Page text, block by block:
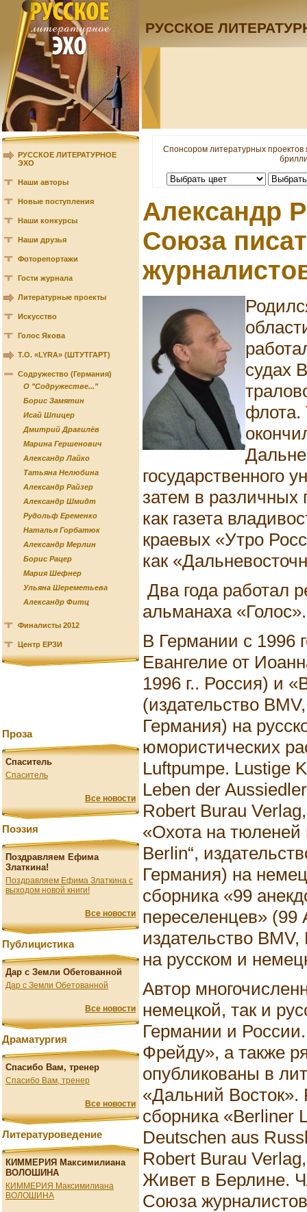
РУССКОЕ
РУССКОЕ ЛИТЕРАТУРНОЕ
ЭХО
Наши авторы
Новые поступления
Наши конкурсы
Наши друзья
Фоторепортажи
Гости журнала
Литературные проекты
Искусство
Голос Якова
Т.О. «LYRA» (ШТУТГАРТ)
Содружество (Германия)
О "Содружестве..."
Борис Замятин
Исай Шпицер
Дмитрий Драгилёв
Марина Гершенович
Александр Лайко
Татьяна Нелюбина
Александр Райзер
Александр Шмидт
Рудольф Еременко
Наталья Горбатюк
Александр Мерлин
Борис Рацер
Мария Шефнер
Ульяна Шереметьева
Александр Фитц
Финалисты 2012
Центр ЕРЗИ
Проза
Спаситель
Спаситель
Все новости
Поэзия
Поздравляем Ефима
Златкина!
Поздравляем Ефима Златкина с
выходом новой книги!
Все новости
Публицистика
Дар с Земли Обетованной
Дар с Земли Обетованной
Все новости
Драматургия
Спасибо Вам, тренер
Спасибо Вам, тренер
Все новости
Литературоведение
КИММЕРИЯ Максимилиана
ВОЛОШИНА
КИММЕРИЯ Максимилиана
ВОЛОШИНА
Спонсором литературных
Александр
Союза
судах
флота.
государственного
затем в различных
как газета
краевых «Утро
как
Два года работал
альманаха «Голос».
В Германии с 1996
Евангелие от
1996 г.. Россия) и
(издательство
Германия) на
юмористических
Luftpumpe. Lustige
Leben der
Robert Burau
«Охота на
Berlin“,
Германия) на
сборника «99
переселенцев» (99
издательство
на русском и
Автор
немецкой, так и
Германии и
Фрейду», а также
опубликованы в
«Дальний Восток».
сборника «Berliner
Deutschen aus
Robert Burau
Живет в Берлине.
Союза